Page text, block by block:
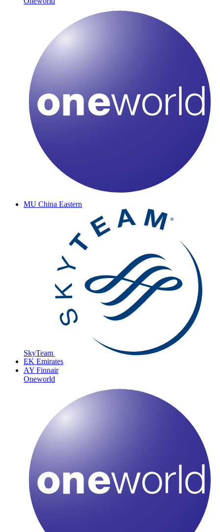
MU China Eastern
SkyTeam
EK Emirates
AY Finnair
Oneworld